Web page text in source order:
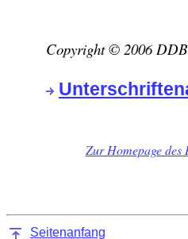
Copyright © 2006 DDB
Zur Homepage des
Seitenanfang